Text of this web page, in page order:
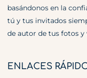
basándonos en la
tú y tus invitados
de autor de tus fotos y
ENLACES